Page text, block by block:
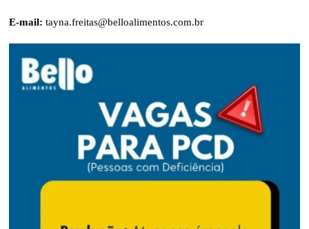
E-mail: tayna.freitas@belloalimentos.com.br